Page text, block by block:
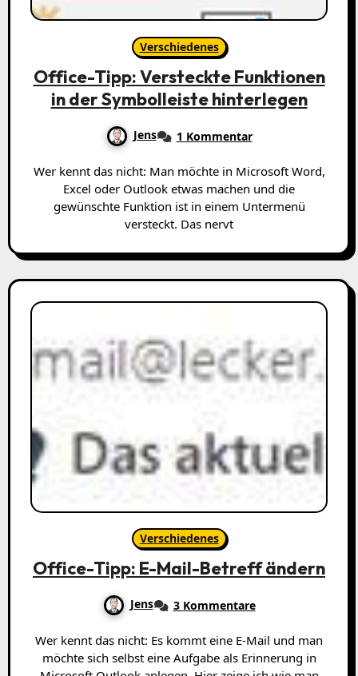
Verschiedenes
Office-Tipp: Versteckte Funktionen
in der Symbolleiste hinterlegen
Jens 1 Kommentar
Wer kennt das nicht: Man möchte in Microsoft Word,
Excel oder Outlook etwas machen und die
gewünschte Funktion ist in einem Untermenü
versteckt. Das nervt
Verschiedenes
Office-Tipp: E-Mail-Betreff ändern
Jens 3 Kommentare
Wer kennt das nicht: Es kommt eine E-Mail und man
möchte sich selbst eine Aufgabe als Erinnerung in